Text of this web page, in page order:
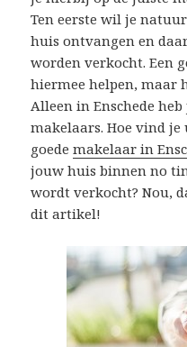
Ten eerste wil je
huis ontvangen en
worden verkocht. Een
hiermee helpen, maar
Alleen in Enschede
makelaars. Hoe vind
goedemakelaar in
jouw huis binnen no
wordt verkocht? Nou,
dit artikel!